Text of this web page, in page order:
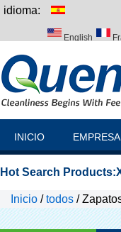
idioma:
English
INICIO EMPRESA
Hot Search Products:
Inicio /todos /